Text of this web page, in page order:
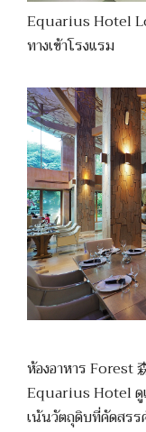
Equarius Hotel
ทางเข้าโรงแรม
ห้องอาหาร Forest
Equarius Hotel ดู
เน้นวัตถุดิบที่คัดสรร